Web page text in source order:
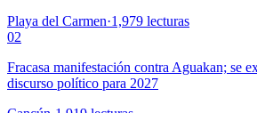
Playa del Carmen·1,979 lecturas
02
Fracasa manifestación contra Aguakan; se
discurso político para 2027